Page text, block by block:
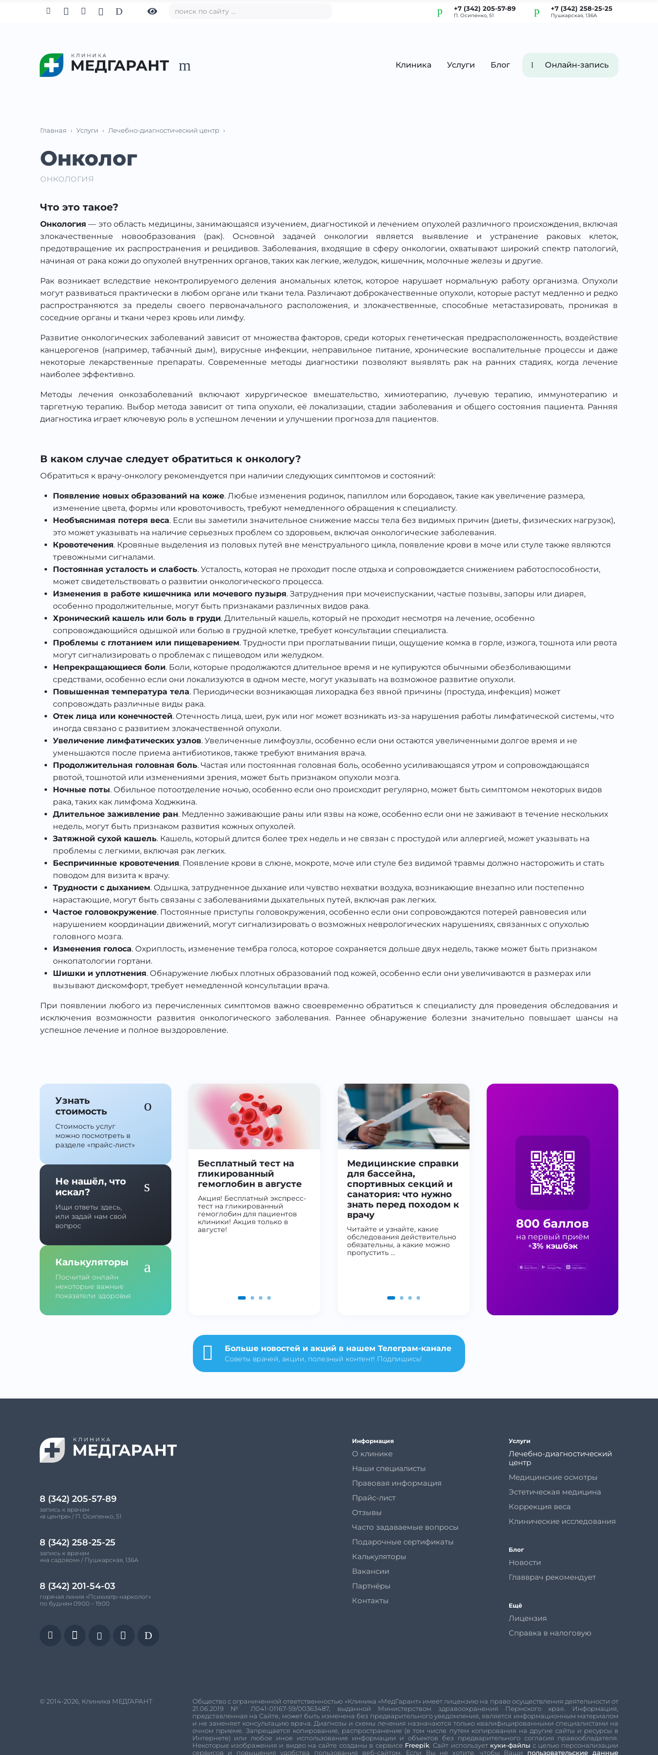
    D +7 (342) 205-57-89
П. Осипенко, 51
+7 (342) 258-25-25
Пушкарская, 136А
m Клиника Услуги Блог Онлайн-запись
Главная › Услуги › Лечебно-диагностический центр ›
Онколог
онкология
Что это такое?
Онкология — это область медицины, занимающаяся изучением, диагностикой и лечением опухолей различного происхождения, включая
злокачественные новообразования (рак). Основной задачей онкологии является выявление и устранение раковых клеток,
предотвращение их распространения и рецидивов. Заболевания, входящие в сферу онкологии, охватывают широкий спектр патологий,
начиная от рака кожи до опухолей внутренних органов, таких как легкие, желудок, кишечник, молочные железы и другие.
Рак возникает вследствие неконтролируемого деления аномальных клеток, которое нарушает нормальную работу организма. Опухоли
могут развиваться практически в любом органе или ткани тела. Различают доброкачественные опухоли, которые растут медленно и редко
распространяются за пределы своего первоначального расположения, и злокачественные, способные метастазировать, проникая в
соседние органы и ткани через кровь или лимфу.
Развитие онкологических заболеваний зависит от множества факторов, среди которых генетическая предрасположенность, воздействие
канцерогенов (например, табачный дым), вирусные инфекции, неправильное питание, хронические воспалительные процессы и даже
некоторые лекарственные препараты. Современные методы диагностики позволяют выявлять рак на ранних стадиях, когда лечение
наиболее эффективно.
Методы лечения онкозаболеваний включают хирургическое вмешательство, химиотерапию, лучевую терапию, иммунотерапию и
таргетную терапию. Выбор метода зависит от типа опухоли, её локализации, стадии заболевания и общего состояния пациента. Ранняя
диагностика играет ключевую роль в успешном лечении и улучшении прогноза для пациентов.
В каком случае следует обратиться к онкологу?
Обратиться к врачу-онкологу рекомендуется при наличии следующих симптомов и состояний:
Появление новых образований на коже. Любые изменения родинок, папиллом или бородавок, такие как увеличение размера,
изменение цвета, формы или кровоточивость, требуют немедленного обращения к специалисту.
Необъяснимая потеря веса. Если вы заметили значительное снижение массы тела без видимых причин (диеты, физических нагрузок),
это может указывать на наличие серьезных проблем со здоровьем, включая онкологические заболевания.
Кровотечения. Кровяные выделения из половых путей вне менструального цикла, появление крови в моче или стуле также являются
тревожными сигналами.
Постоянная усталость и слабость. Усталость, которая не проходит после отдыха и сопровождается снижением работоспособности,
может свидетельствовать о развитии онкологического процесса.
Изменения в работе кишечника или мочевого пузыря. Затруднения при мочеиспускании, частые позывы, запоры или диарея,
особенно продолжительные, могут быть признаками различных видов рака.
Хронический кашель или боль в груди. Длительный кашель, который не проходит несмотря на лечение, особенно
сопровождающийся одышкой или болью в грудной клетке, требует консультации специалиста.
Проблемы с глотанием или пищеварением. Трудности при проглатывании пищи, ощущение комка в горле, изжога, тошнота или рвота
могут сигнализировать о проблемах с пищеводом или желудком.
Непрекращающиеся боли. Боли, которые продолжаются длительное время и не купируются обычными обезболивающими
средствами, особенно если они локализуются в одном месте, могут указывать на возможное развитие опухоли.
Повышенная температура тела. Периодически возникающая лихорадка без явной причины (простуда, инфекция) может
сопровождать различные виды рака.
Отек лица или конечностей. Отечность лица, шеи, рук или ног может возникать из-за нарушения работы лимфатической системы, что
иногда связано с развитием злокачественной опухоли.
Увеличение лимфатических узлов. Увеличенные лимфоузлы, особенно если они остаются увеличенными долгое время и не
уменьшаются после приема антибиотиков, также требуют внимания врача.
Продолжительная головная боль. Частая или постоянная головная боль, особенно усиливающаяся утром и сопровождающаяся
рвотой, тошнотой или изменениями зрения, может быть признаком опухоли мозга.
Ночные поты. Обильное потоотделение ночью, особенно если оно происходит регулярно, может быть симптомом некоторых видов
рака, таких как лимфома Ходжкина.
Длительное заживление ран. Медленно заживающие раны или язвы на коже, особенно если они не заживают в течение нескольких
недель, могут быть признаком развития кожных опухолей.
Затяжной сухой кашель. Кашель, который длится более трех недель и не связан с простудой или аллергией, может указывать на
проблемы с легкими, включая рак легких.
Беспричинные кровотечения. Появление крови в слюне, мокроте, моче или стуле без видимой травмы должно насторожить и стать
поводом для визита к врачу.
Трудности с дыханием. Одышка, затрудненное дыхание или чувство нехватки воздуха, возникающие внезапно или постепенно
нарастающие, могут быть связаны с заболеваниями дыхательных путей, включая рак легких.
Частое головокружение. Постоянные приступы головокружения, особенно если они сопровождаются потерей равновесия или
нарушением координации движений, могут сигнализировать о возможных неврологических нарушениях, связанных с опухолью
головного мозга.
Изменения голоса. Охриплость, изменение тембра голоса, которое сохраняется дольше двух недель, также может быть признаком
онкопатологии гортани.
Шишки и уплотнения. Обнаружение любых плотных образований под кожей, особенно если они увеличиваются в размерах или
вызывают дискомфорт, требует немедленной консультации врача.
При появлении любого из перечисленных симптомов важно своевременно обратиться к специалисту для проведения обследования и
исключения возможности развития онкологического заболевания. Раннее обнаружение болезни значительно повышает шансы на
успешное лечение и полное выздоровление.
Узнать
стоимость
Стоимость услуг
можно посмотреть в
разделе «прайс-лист»
Не нашёл, что
искал?
Ищи ответы здесь,
или задай нам свой
вопрос
Калькуляторы
Посчитай онлайн
некоторые важные
показатели здоровья
Бесплатный тест на
гликированный
гемоглобин в августе
Акция! Бесплатный экспресс-
тест на гликированный
гемоглобин для пациентов
клиники! Акция только в
августе!
Медицинские справки
для бассейна,
спортивных секций и
санатория: что нужно
знать перед походом к
врачу
Читайте и узнайте, какие
обследования действительно
обязательны, а какие можно
пропустить …
800 баллов
на первый приём
+3% кэшбэк
 Больше новостей и акций в нашем Телеграм-канале
Советы врачей, акции, полезный контент! Подпишись!
8 (342) 205-57-89
запись к врачам
«в центре» / П. Осипенко, 51
8 (342) 258-25-25
запись к врачам
«на садовом» / Пушкарская, 136А
8 (342) 201-54-03
горячая линия «Психиатр-нарколог»
по будням 09:00 – 19:00
    D
Информация
О клинике
Наши специалисты
Правовая информация
Прайс-лист
Отзывы
Часто задаваемые вопросы
Подарочные сертификаты
Калькуляторы
Вакансии
Партнёры
Контакты
Услуги
Лечебно-диагностический
центр
Медицинские осмотры
Эстетическая медицина
Коррекция веса
Клинические исследования
Блог
Новости
Главврач рекомендует
Ещё
Лицензия
Справка в налоговую
© 2014-2026, Клиника МЕДГАРАНТ
Общество с ограниченной ответственностью «Клиника «МедГарант» имеет лицензию на право осуществления деятельности от
21.06.2019 № Л041-01167-59/00363487, выданной Министерством здравоохранения Пермского края. Информация,
представленная на Сайте, может быть изменена без предварительного уведомления, является информационным материалом
и не заменяет консультацию врача. Диагнозы и схемы лечения назначаются только квалифицированными специалистами на
очном приеме. Запрещается копирование, распространение (в том числе путем копирования на другие сайты и ресурсы в
Интернете) или любое иное использование информации и объектов без предварительного согласия правообладателя.
Некоторые изображения и видео на сайте созданы в сервисе Freepik . Сайт использует куки-файлы с целью персонализации
сервисов и повышения удобства пользования веб-сайтом. Если Вы не хотите, чтобы Ваши пользовательские данные